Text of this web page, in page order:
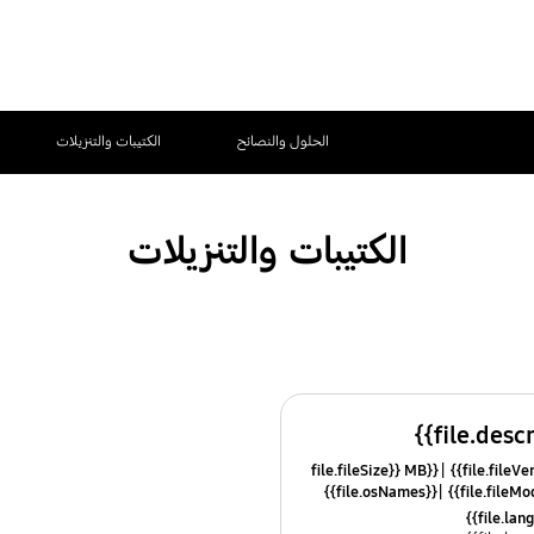
الحلول والنصائح الكتيبات والتنزيلات
الكتيبات والتنزيلات
{{file.fileSize}} MB
{{file.osNames}}